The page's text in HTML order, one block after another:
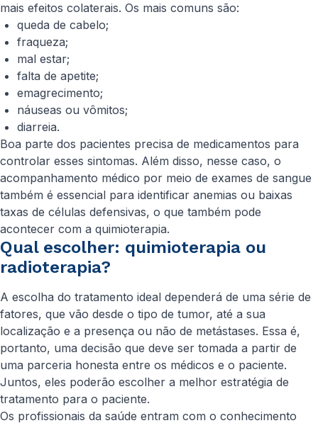
mais efeitos colaterais. Os mais comuns são:
queda de cabelo;
fraqueza;
mal estar;
falta de apetite;
emagrecimento;
náuseas ou vômitos;
diarreia.
Boa parte dos pacientes precisa de medicamentos para
controlar esses sintomas. Além disso, nesse caso, o
acompanhamento médico por meio de exames de sangue
também é essencial para identificar anemias ou baixas
taxas de células defensivas, o que também pode
acontecer com a quimioterapia.
Qual escolher: quimioterapia ou
radioterapia?
A escolha do tratamento ideal dependerá de uma série de
fatores, que vão desde o tipo de tumor, até a sua
localização e a presença ou não de metástases. Essa é,
portanto, uma decisão que deve ser tomada a partir de
uma parceria honesta entre os médicos e o paciente.
Juntos, eles poderão escolher a melhor estratégia de
tratamento para o paciente.
Os profissionais da saúde entram com o conhecimento